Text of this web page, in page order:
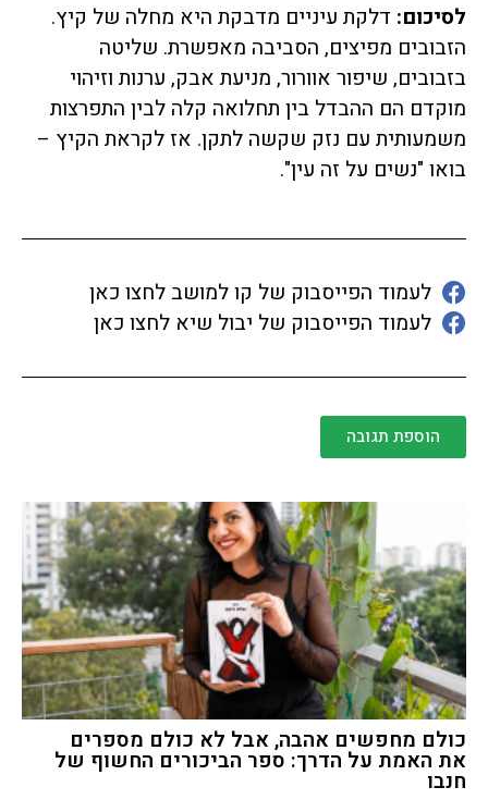
לסיכום: דלקת עיניים מדבקת היא מחלה של קיץ.
הזבובים מפיצים, הסביבה מאפשרת. שליטה
בזבובים, שיפור אוורור, מניעת אבק, ערנות וזיהוי
מוקדם הם ההבדל בין תחלואה קלה לבין התפרצות
משמעותית עם נזק שקשה לתקן. אז לקראת הקיץ –
בואו "נשים על זה עין".
לעמוד הפייסבוק של קו למושב לחצו כאן
לעמוד הפייסבוק של יבול שיא לחצו כאן
הוספת תגובה
כולם מחפשים אהבה, אבל לא כולם מספרים
את האמת על הדרך: ספר הביכורים החשוף של
חנבו